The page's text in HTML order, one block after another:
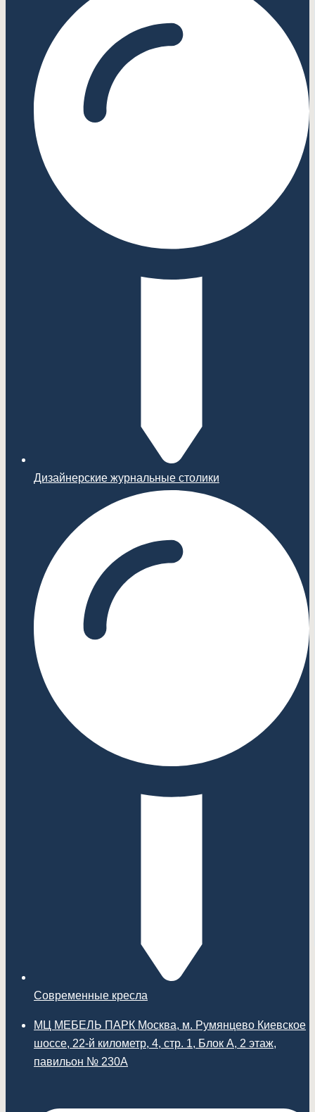
Дизайнерские журнальные столики
Современные кресла
МЦ МЕБЕЛЬ ПАРК Москва, м. Румянцево Киевское
шоссе, 22-й километр, 4, стр. 1, Блок А, 2 этаж,
павильон № 230А